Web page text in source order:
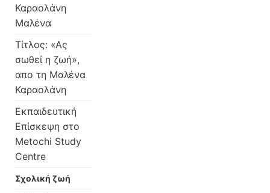
Καραολάνη
Μαλένα
Τίτλος: «Ας
σωθεί η ζωή»,
απο τη Μαλένα
Καραολάνη
Εκπαιδευτική
Επίσκεψη στο
Metochi Study
Centre
Σχολική ζωή